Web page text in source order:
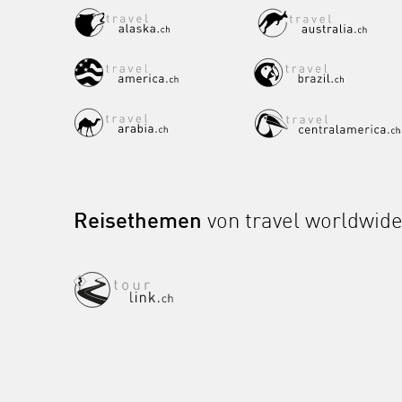
Reisethemen von travel worldwide